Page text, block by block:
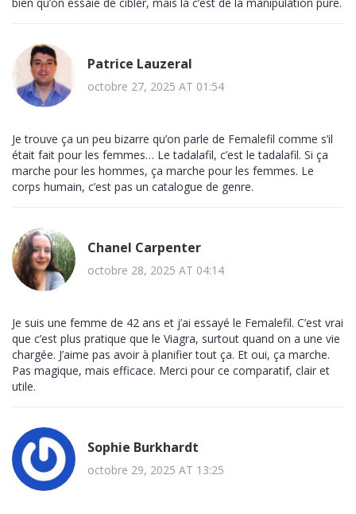
bien qu’on essaie de cibler, mais là c’est de la manipulation pure.
Patrice Lauzeral
octobre 27, 2025 AT 01:54
Je trouve ça un peu bizarre qu’on parle de Femalefil comme s’il
était fait pour les femmes… Le tadalafil, c’est le tadalafil. Si ça
marche pour les hommes, ça marche pour les femmes. Le
corps humain, c’est pas un catalogue de genre.
Chanel Carpenter
octobre 28, 2025 AT 04:14
Je suis une femme de 42 ans et j’ai essayé le Femalefil. C’est vrai
que c’est plus pratique que le Viagra, surtout quand on a une vie
chargée. J’aime pas avoir à planifier tout ça. Et oui, ça marche.
Pas magique, mais efficace. Merci pour ce comparatif, clair et
utile.
Sophie Burkhardt
octobre 29, 2025 AT 13:25